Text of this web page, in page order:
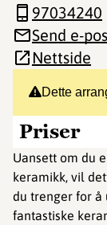
Dette
Priser
Uansett om du
keramikk, vil
du trenger for å
fantastiske
97034240
Send e-
Nettside